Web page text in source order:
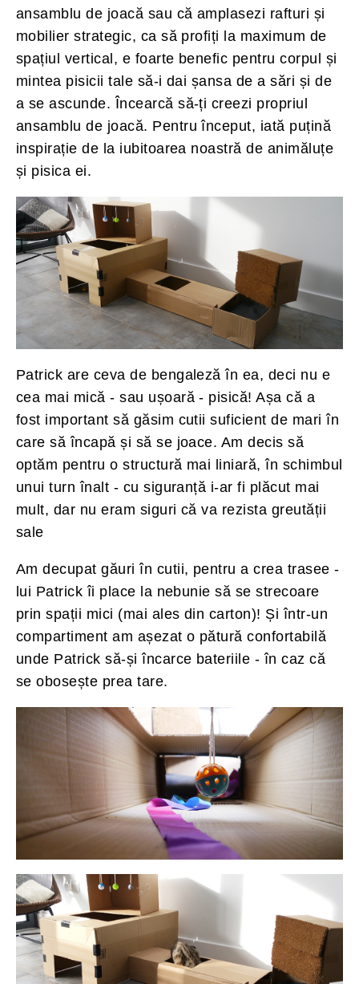
ansamblu de joacă sau că amplasezi rafturi și
mobilier strategic, ca să profiți la maximum de
spațiul vertical, e foarte benefic pentru corpul și
mintea pisicii tale să-i dai șansa de a sări și de
a se ascunde. Încearcă să-ți creezi propriul
ansamblu de joacă. Pentru început, iată puțină
inspirație de la iubitoarea noastră de animăluțe
și pisica ei.
Patrick are ceva de bengaleză în ea, deci nu e
cea mai mică - sau ușoară - pisică! Așa că a
fost important să găsim cutii suficient de mari în
care să încapă și să se joace. Am decis să
optăm pentru o structură mai liniară, în schimbul
unui turn înalt - cu siguranță i-ar fi plăcut mai
mult, dar nu eram siguri că va rezista greutății
sale
Am decupat găuri în cutii, pentru a crea trasee -
lui Patrick îi place la nebunie să se strecoare
prin spații mici (mai ales din carton)! Și într-un
compartiment am așezat o pătură confortabilă
unde Patrick să-și încarce bateriile - în caz că
se obosește prea tare.